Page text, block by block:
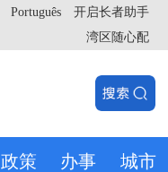
开启长者助手
Português
湾区随心配
政策 办事 城市